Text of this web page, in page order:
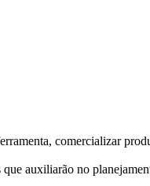
comercializar
auxiliarão no